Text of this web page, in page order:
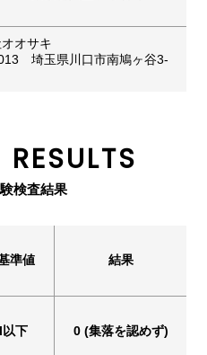
オサキ
埼玉県川口市南鳩ヶ谷3-
検査結果
準値 結果
下 0 (集落を認めず)